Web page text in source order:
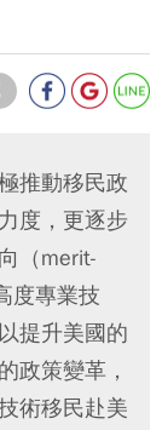
推動移民政
度，更逐步
（merit-
度專業技
提升美國的
政策變革，
術移民赴美